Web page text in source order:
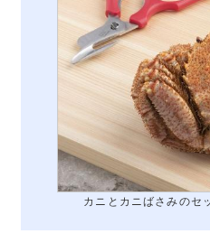
カニとカニばさみのセ